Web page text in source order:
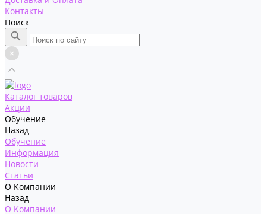
Контакты
Поиск
Каталог товаров
Акции
Обучение
Назад
Обучение
Информация
Новости
Статьи
О Компании
Назад
О Компании